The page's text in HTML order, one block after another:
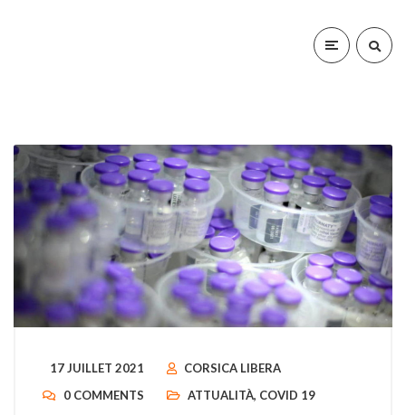
17 JUILLET 2021
CORSICA LIBERA
0 COMMENTS
ATTUALITÀ, COVID 19